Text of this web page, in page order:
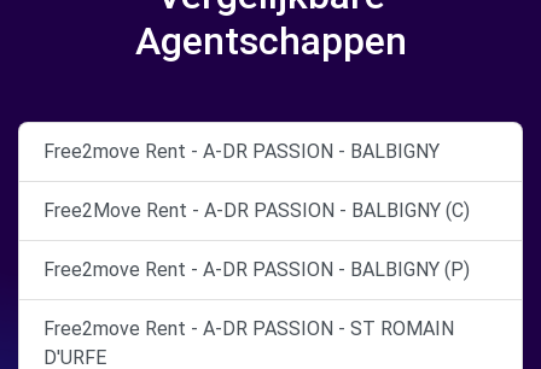
Agentschappen
Free2move Rent - A-DR PASSION - BALBIGNY
Free2Move Rent - A-DR PASSION - BALBIGNY (C)
Free2move Rent - A-DR PASSION - BALBIGNY (P)
Free2move Rent - A-DR PASSION - ST ROMAIN
D'URFE